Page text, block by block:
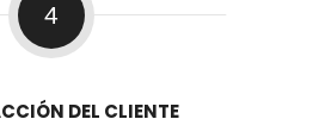
4
DEL CLIENTE